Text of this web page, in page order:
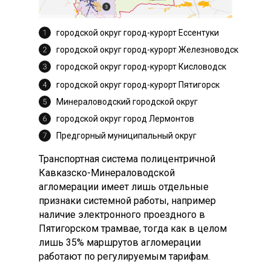
Транспортная система полицентричной
Кавказско-Минераловодской
агломерации имеет лишь отдельные
признаки системной работы, например
наличие электронного проездного в
Пятигорском трамвае, тогда как в целом
лишь 35% маршрутов агломерации
работают по регулируемым тарифам.
городской округ город-курорт Ессентуки
городской округ город-курорт Пятигорск
городской округ город-курорт Железноводск
Минераловодский городской округ
городской округ город-курорт Кисловодск
городской округ город Лермонтов
Предгорный муниципальный округ